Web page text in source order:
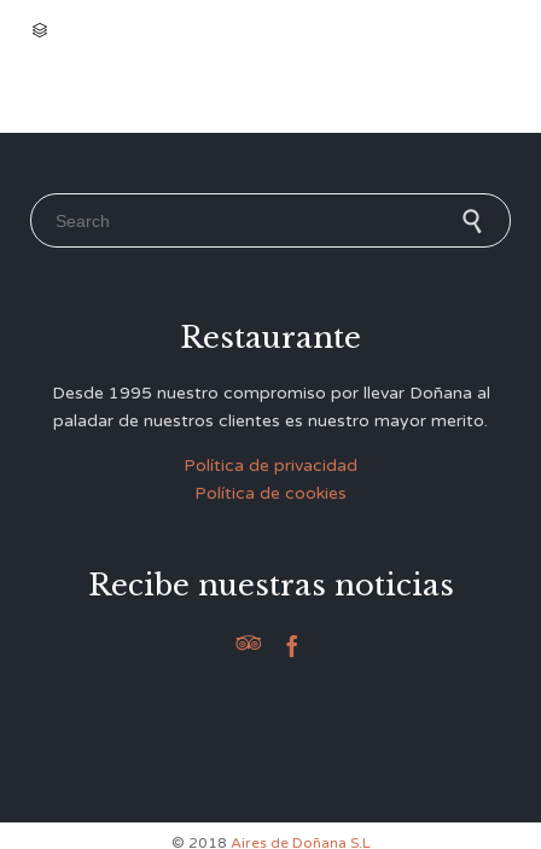

Search for:
Restaurante
Desde 1995 nuestro compromiso por llevar Doñana al
paladar de nuestros clientes es nuestro mayor merito.
Política de privacidad
Política de cookies
Recibe nuestras noticias
 
© 2018 Aires de Doñana S.L